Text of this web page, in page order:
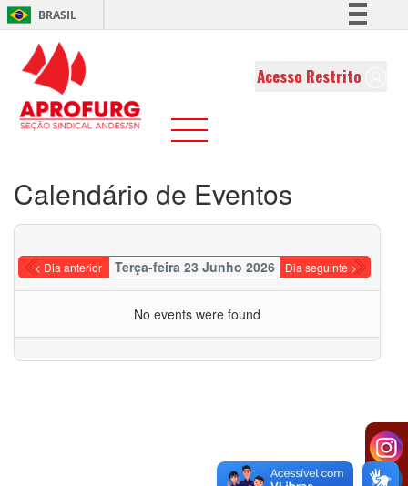
BRASIL
Comunica BR
Acesso Restrito
Calendário de Eventos
< Dia anterior Terça-feira 23 Junho 2026 Dia seguinte >
No events were found